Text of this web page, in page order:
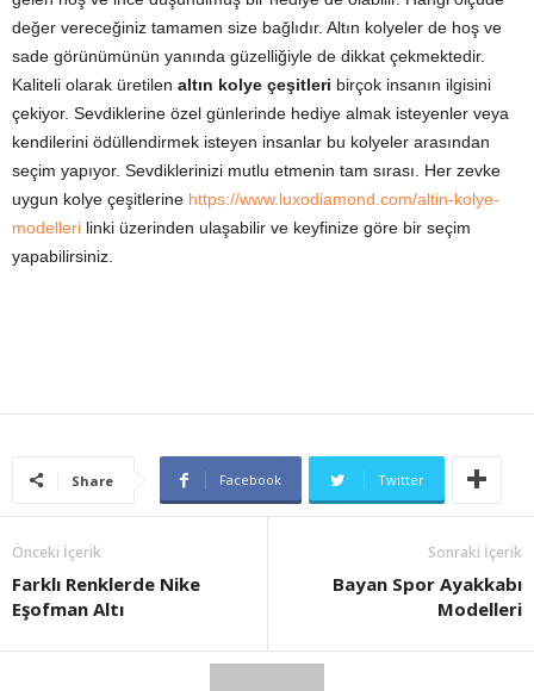
değer vereceğiniz tamamen size bağlıdır. Altın kolyeler de hoş ve
sade görünümünün yanında güzelliğiyle de dikkat çekmektedir.
Kaliteli olarak üretilen altın kolye çeşitleri birçok insanın ilgisini
çekiyor. Sevdiklerine özel günlerinde hediye almak isteyenler veya
kendilerini ödüllendirmek isteyen insanlar bu kolyeler arasından
seçim yapıyor. Sevdiklerinizi mutlu etmenin tam sırası. Her zevke
uygun kolye çeşitlerine https://www.luxodiamond.com/altin-kolye-
modelleri linki üzerinden ulaşabilir ve keyfinize göre bir seçim
yapabilirsiniz.
Share Facebook Twitter
Önceki İçerik
Farklı Renklerde Nike
Eşofman Altı
Sonraki İçerik
Bayan Spor Ayakkabı
Modelleri